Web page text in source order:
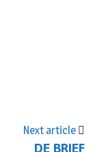
Next article